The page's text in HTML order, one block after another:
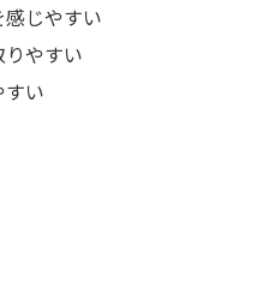
じやすい
やすい
い